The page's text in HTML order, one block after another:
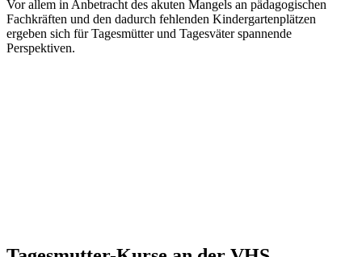
Vor allem in Anbetracht des akuten Mangels an pädagogischen
Fachkräften und den dadurch fehlenden Kindergartenplätzen
ergeben sich für Tagesmütter und Tagesväter spannende
Perspektiven.